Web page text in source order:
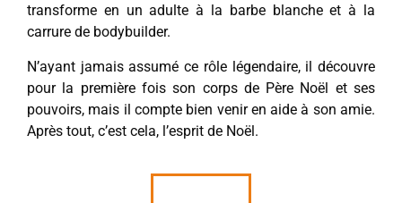
transforme en un adulte à la barbe blanche et à la
carrure de bodybuilder.
N’ayant jamais assumé ce rôle légendaire, il découvre
pour la première fois son corps de Père Noël et ses
pouvoirs, mais il compte bien venir en aide à son amie.
Après tout, c’est cela, l’esprit de Noël.